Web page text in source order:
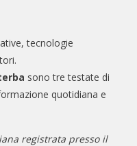
tecnologie
sono tre testate di
quotidiana e
registrata presso il